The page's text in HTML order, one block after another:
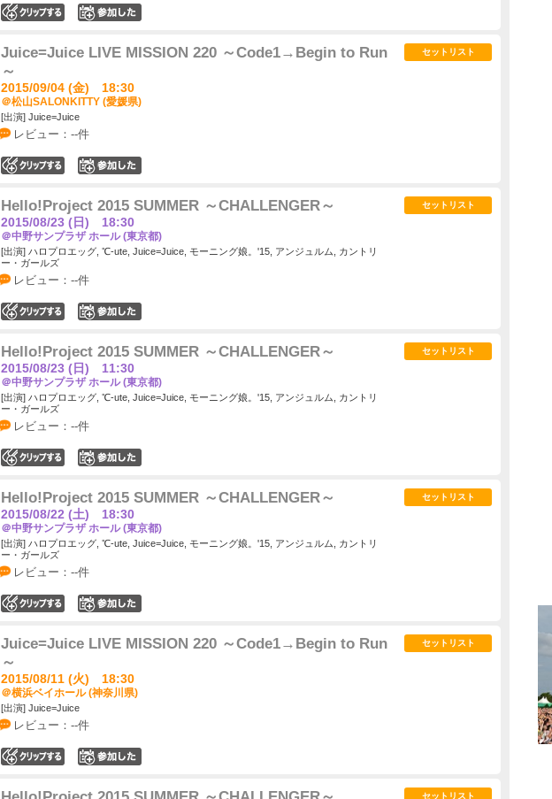
Juice=Juice LIVE MISSION 220 ～Code1→Begin to Run
～
2015/09/04 (金) 18:30
＠松山SALONKITTY (愛媛県)
[出演] Juice=Juice
レビュー：--件
セットリスト
Hello!Project 2015 SUMMER ～CHALLENGER～
2015/08/23 (日) 18:30
＠中野サンプラザ ホール (東京都)
[出演] ハロプロエッグ, ℃-ute, Juice=Juice, モーニング娘。'15, アンジュルム, カントリ
ー・ガールズ
レビュー：--件
セットリスト
Hello!Project 2015 SUMMER ～CHALLENGER～
2015/08/23 (日) 11:30
＠中野サンプラザ ホール (東京都)
[出演] ハロプロエッグ, ℃-ute, Juice=Juice, モーニング娘。'15, アンジュルム, カントリ
ー・ガールズ
レビュー：--件
セットリスト
Hello!Project 2015 SUMMER ～CHALLENGER～
2015/08/22 (土) 18:30
＠中野サンプラザ ホール (東京都)
[出演] ハロプロエッグ, ℃-ute, Juice=Juice, モーニング娘。'15, アンジュルム, カントリ
ー・ガールズ
レビュー：--件
セットリスト
Juice=Juice LIVE MISSION 220 ～Code1→Begin to Run
～
2015/08/11 (火) 18:30
＠横浜ベイホール (神奈川県)
[出演] Juice=Juice
レビュー：--件
セットリスト
セットリスト